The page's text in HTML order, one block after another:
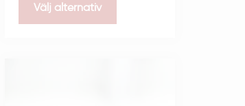
Välj alternativ